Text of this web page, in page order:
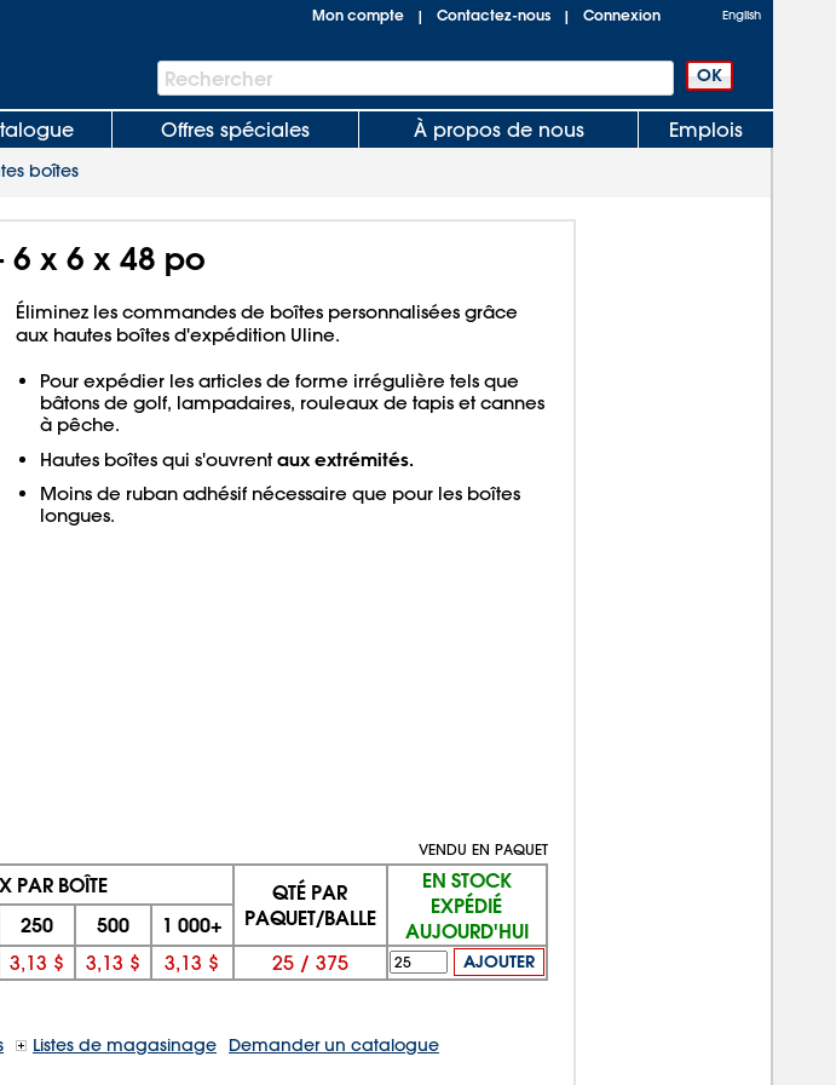
Mon compte | Contactez-nous | Connexion English
Barre
de
recherche
Rechercher
Offres spéciales À propos de nous Emplois
boîtes
x 6 x 48 po
Éliminez les commandes de boîtes personnalisées grâce
aux hautes boîtes d'expédition Uline.
Pour expédier les articles de forme irrégulière tels que
bâtons de golf, lampadaires, rouleaux de tapis et cannes
à pêche.
Hautes boîtes qui s'ouvrentaux extrémités.
Moins de ruban adhésif nécessaire que pour les boîtes
longues.
VENDU EN PAQUET
PAR BOÎTE
QTÉ PAR
PAQUET/BALLE
EN STOCK
EXPÉDIÉ
AUJOURD'HUI
250 500 1 000+
3,13 $ 3,13 $ 3,13 $ 25/ 375 AJOUTER
Listes de magasinage Demander un catalogue